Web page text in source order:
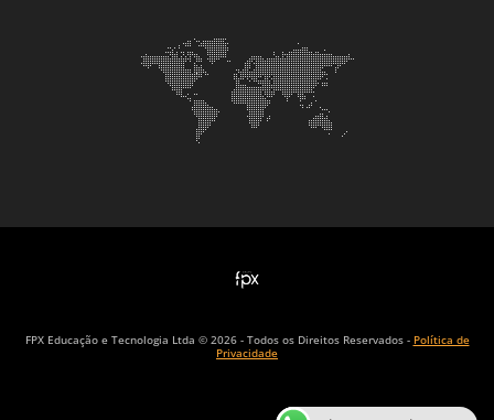
FPX Educação e Tecnologia Ltda © 2026 - Todos os Direitos Reservados - Política de
Privacidade